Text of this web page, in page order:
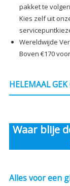
pakket te
Kies zelf uit
Wereldwijde
Boven €170 voor
HELEMAAL
Waar blije
Alles voor een